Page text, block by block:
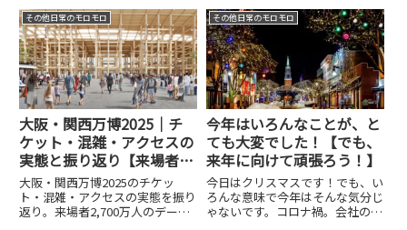
に到着すると受託手荷物受取のテ
ーブルで荷物を受け取ることがで
きます。でも、これってかなり不
思議なことだと思います。確か
に...
開設に至りました。ありがとうご
ざいます。✅今年の始め、Webラ
イティングから始めて、✅We...
その他日常のモロモロ
大阪・関西万博2025｜チ
ケット・混雑・アクセスの
実態と振り返り【来場者デ
ータで解説】
大阪・関西万博2025のチケッ
ト・混雑・アクセスの実態を振り
返り。来場者2,700万人のデータ
その他日常のモロモロ
今年はいろんなことが、と
ても大変でした！【でも、
来年に向けて頑張ろう！】
今日はクリスマスです！でも、い
ろんな意味で今年はそんな気分じ
ゃないです。コロナ禍。会社の収